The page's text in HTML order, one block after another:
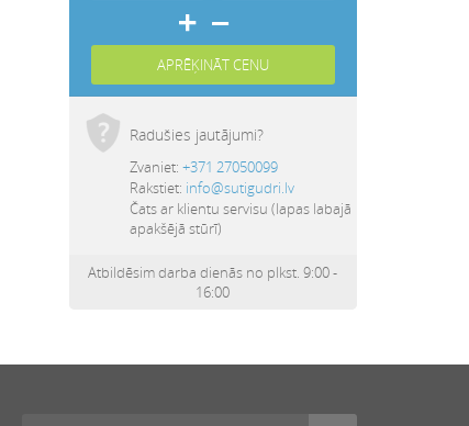
Radušies jautājumi?
Zvaniet: +371 27050099
Rakstiet: info@sutigudri.lv
Čats ar klientu servisu (lapas labajā
apakšējā stūrī)
Atbildēsim darba dienās no plkst. 9:00 -
16:00